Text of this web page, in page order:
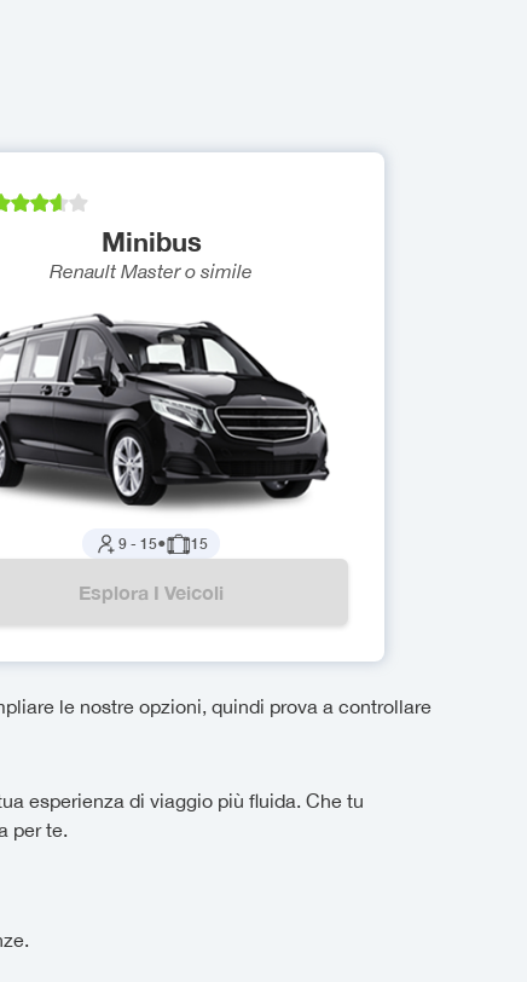
Minibus
Renault Master o simile
9 -15● 15
Esplora I Veicoli
le nostre opzioni, quindi prova a controllare
esperienza di viaggio più fluida. Che tu
per te.